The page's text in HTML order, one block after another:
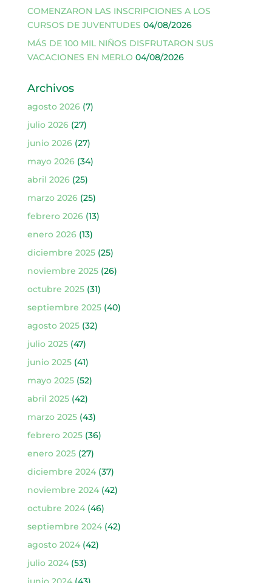
COMENZARON LAS INSCRIPCIONES A LOS
CURSOS DE JUVENTUDES 04/08/2026
MÁS DE 100 MIL NIÑOS DISFRUTARON SUS
VACACIONES EN MERLO 04/08/2026
Archivos
agosto 2026(7)
julio 2026(27)
junio 2026(27)
mayo 2026(34)
abril 2026(25)
marzo 2026(25)
febrero 2026(13)
enero 2026(13)
diciembre 2025(25)
noviembre 2025(26)
octubre 2025(31)
septiembre 2025(40)
agosto 2025(32)
julio 2025(47)
junio 2025(41)
mayo 2025(52)
abril 2025(42)
marzo 2025(43)
febrero 2025(36)
enero 2025(27)
diciembre 2024(37)
noviembre 2024(42)
octubre 2024(46)
septiembre 2024(42)
agosto 2024(42)
julio 2024(53)